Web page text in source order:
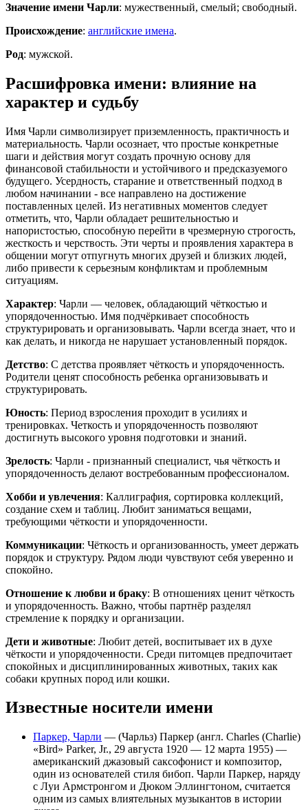
Значение имени Чарли: мужественный, смелый; свободный.
Происхождение: английские имена.
Род: мужской.
Расшифровка имени: влияние на
характер и судьбу
Имя Чарли символизирует приземленность, практичность и
материальность. Чарли осознает, что простые конкретные
шаги и действия могут создать прочную основу для
финансовой стабильности и устойчивого и предсказуемого
будущего. Усердность, старание и ответственный подход в
любом начинании - все направлено на достижение
поставленных целей. Из негативных моментов следует
отметить, что, Чарли обладает решительностью и
напористостью, способную перейти в чрезмерную строгость,
жесткость и черствость. Эти черты и проявления характера в
общении могут отпугнуть многих друзей и близких людей,
либо привести к серьезным конфликтам и проблемным
ситуациям.
Характер: Чарли — человек, обладающий чёткостью и
упорядоченностью. Имя подчёркивает способность
структурировать и организовывать. Чарли всегда знает, что и
как делать, и никогда не нарушает установленный порядок.
Детство: С детства проявляет чёткость и упорядоченность.
Родители ценят способность ребенка организовывать и
структурировать.
Юность: Период взросления проходит в усилиях и
тренировках. Четкость и упорядоченность позволяют
достигнуть высокого уровня подготовки и знаний.
Зрелость: Чарли - признанный специалист, чья чёткость и
упорядоченность делают востребованным профессионалом.
Хобби и увлечения: Каллиграфия, сортировка коллекций,
создание схем и таблиц. Любит заниматься вещами,
требующими чёткости и упорядоченности.
Коммуникации: Чёткость и организованность, умеет держать
порядок и структуру. Рядом люди чувствуют себя уверенно и
спокойно.
Отношение к любви и браку: В отношениях ценит чёткость
и упорядоченность. Важно, чтобы партнёр разделял
стремление к порядку и организации.
Дети и животные: Любит детей, воспитывает их в духе
чёткости и упорядоченности. Среди питомцев предпочитает
спокойных и дисциплинированных животных, таких как
собаки крупных пород или кошки.
Известные носители имени
Паркер, Чарли — (Чарльз) Паркер (англ. Charles (Charlie)
«Bird» Parker, Jr., 29 августа 1920 — 12 марта 1955) —
американский джазовый саксофонист и композитор,
один из основателей стиля бибоп. Чарли Паркер, наряду
с Луи Армстронгом и Дюком Эллингтоном, считается
одним из самых влиятельных музыкантов в истории